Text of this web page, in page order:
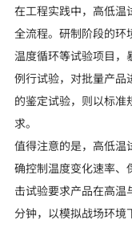
在工程实践中，高低温
全流程。研制阶段的环
温度循环等试验项目，
例行试验，对批量产品
的鉴定试验，则以标
求。
值得注意的是，高低温
确控制温度变化速率、
击试验要求产品在高温
分钟，以模拟战场环境